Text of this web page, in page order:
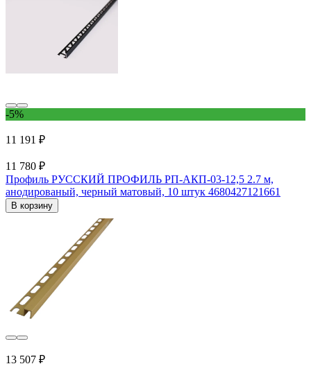
-5%
11 191 ₽
11 780 ₽
Профиль РУССКИЙ ПРОФИЛЬ РП-АКП-03-12,5 2.7 м,
анодированый, черный матовый, 10 штук 4680427121661
В корзину
13 507 ₽